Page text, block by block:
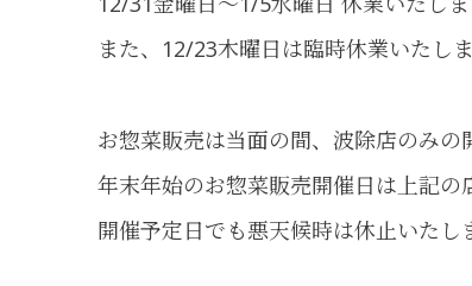
また、12/23木曜日は臨時休業いたしま
お惣菜販売は当面の間、波除店のみの
年末年始のお惣菜販売開催日は上記の
開催予定日でも悪天候時は休止いたし